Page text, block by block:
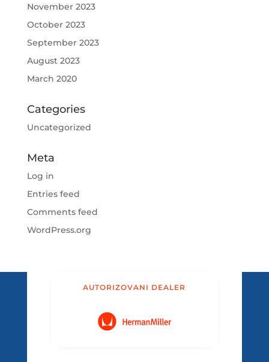
November 2023
October 2023
September 2023
August 2023
March 2020
Categories
Uncategorized
Meta
Log in
Entries feed
Comments feed
WordPress.org
AUTORIZOVANI DEALER